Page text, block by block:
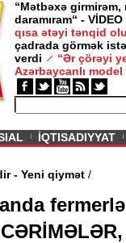
“Mətbəxə girmirəm,
daramıram“ - VİDEO
qısa ətəyi tənqid
çadrada görmək
verdi
“Ər çörəyi
Azərbaycanlı model
İQTISADIYYAT
edir - Yeni qiymət